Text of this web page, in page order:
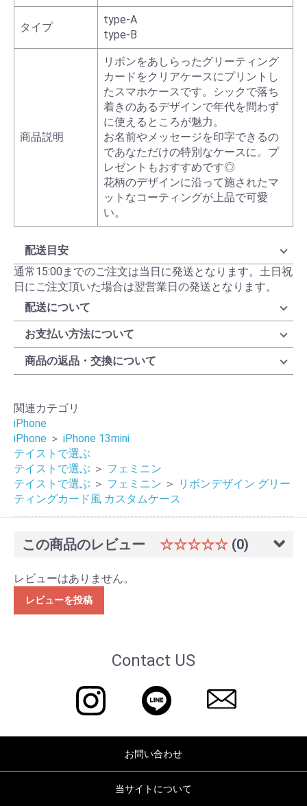
タイプ
type-A
type-B
商品説明
リボンをあしらったグリーティング
カードをクリアケースにプリントし
たスマホケースです。シックで落ち
着きのあるデザインで年代を問わず
に使えるところが魅力。
お名前やメッセージを印字できるの
であなただけの特別なケースに。プ
レゼントもおすすめです◎
花柄のデザインに沿って施されたマ
ットなコーティングが上品で可愛
い。
配送目安
通常15:00までのご注文は当日に発送となります。土日祝
日にご注文頂いた場合は翌営業日の発送となります。
配送について
お支払い方法について
商品の返品・交換について
関連カテゴリ
iPhone
iPhone ＞ iPhone 13mini
テイストで選ぶ
テイストで選ぶ ＞ フェミニン
テイストで選ぶ ＞ フェミニン ＞ リボンデザイン グリー
ティングカード風 カスタムケース
この商品のレビュー ☆☆☆☆☆ (0)
レビューはありません。
レビューを投稿
Contact US
お問い合わせ
当サイトについて